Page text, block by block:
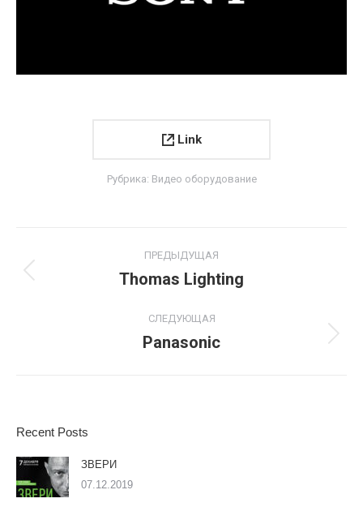
Link
Рубрика: Видео оборудование
navigation
ПРЕДЫДУЩАЯ
Previous
Thomas Lighting
СЛЕДУЮЩАЯ
Next
Panasonic
Recent Posts
ЗВЕРИ
07.12.2019